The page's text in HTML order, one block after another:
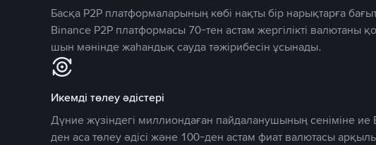
Басқа P2P платформаларының көбі нақты бір нарықтарға
Binance P2P платформасы 70-тен астам жергілікті валютаны
шын мәнінде жаһандық сауда тәжірибесін ұсынады.
Икемді төлеу әдістері
Дүние жүзіндегі миллиондаған пайдаланушының сеніміне ие
ден аса төлеу әдісі және 100-ден астам фиат валютасы